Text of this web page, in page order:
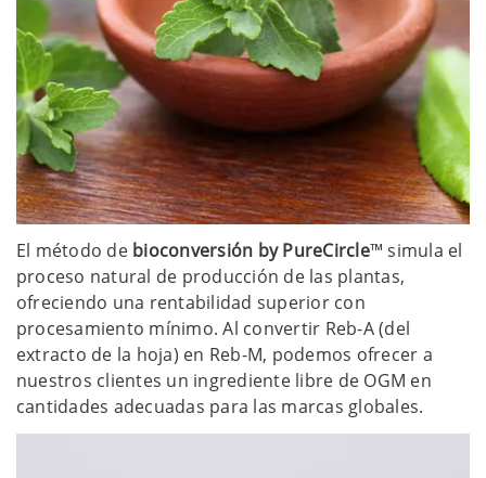
El método de bioconversión by PureCircle™ simula el
proceso natural de producción de las plantas,
ofreciendo una rentabilidad superior con
procesamiento mínimo. Al convertir Reb-A (del
extracto de la hoja) en Reb-M, podemos ofrecer a
nuestros clientes un ingrediente libre de OGM en
cantidades adecuadas para las marcas globales.